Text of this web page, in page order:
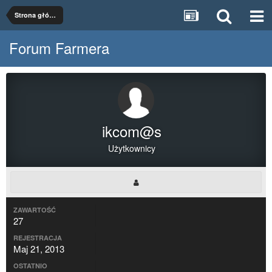
Strona główna
Forum Farmera
ikcom@s
Użytkownicy
ZAWARTOŚĆ
27
REJESTRACJA
Maj 21, 2013
OSTATNIO